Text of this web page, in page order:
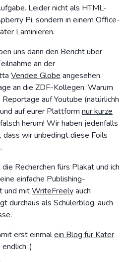
Leider nicht als HTML-
Pi, sondern in einem Office-
Laminieren.
uns dann den Bericht über
an der
Vendee Globe angesehen.
an die ZDF-Kollegen: Warum
auf Youtube (natürlichh
auf eurer Plattform nur kurze
herum! Wir haben jedenfalls
wir unbedingt diese Foils
Recherchen fürs Plakat und ich
einfache Publishing-
und mitWriteFreelyauch
durchaus als Schülerblog, auch
erst einmalein Blog für Kater
;)